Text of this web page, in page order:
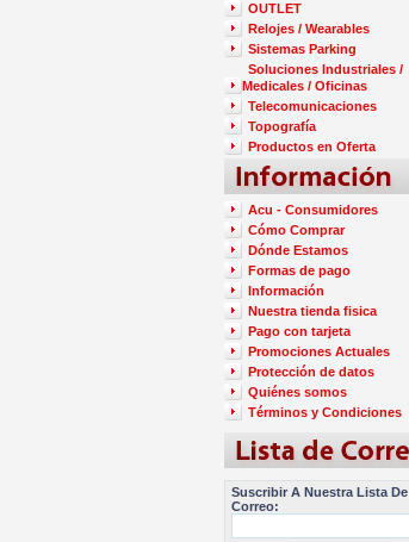
OUTLET
Relojes / Wearables
Sistemas Parking
Soluciones Industriales /
Medicales / Oficinas
Telecomunicaciones
Topografía
Productos en Oferta
Acu - Consumidores
Cómo Comprar
Dónde Estamos
Formas de pago
Información
Nuestra tienda fisica
Pago con tarjeta
Promociones Actuales
Protección de datos
Quiénes somos
Términos y Condiciones
Suscribir A Nuestra Lista De
Correo: